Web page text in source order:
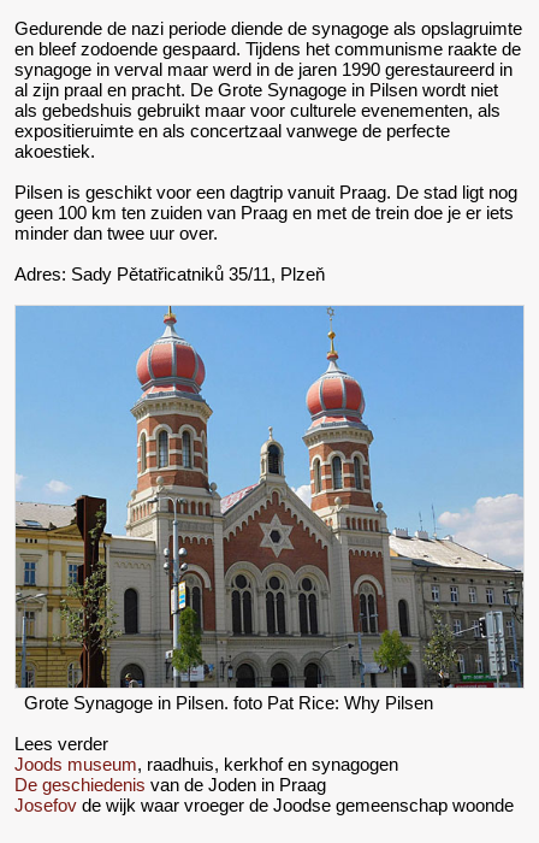
Gedurende de nazi periode diende de synagoge als opslagruimte
en bleef zodoende gespaard. Tijdens het communisme raakte de
synagoge in verval maar werd in de jaren 1990 gerestaureerd in
al zijn praal en pracht. De Grote Synagoge in Pilsen wordt niet
als gebedshuis gebruikt maar voor culturele evenementen, als
expositieruimte en als concertzaal vanwege de perfecte
akoestiek.
Pilsen is geschikt voor een dagtrip vanuit Praag. De stad ligt nog
geen 100 km ten zuiden van Praag en met de trein doe je er iets
minder dan twee uur over.
Adres: Sady Pětatřicatniků 35/11, Plzeň
Grote Synagoge in Pilsen. foto Pat Rice: Why Pilsen
Lees verder
Joods museum, raadhuis, kerkhof en synagogen
De geschiedenis van de Joden in Praag
Josefov de wijk waar vroeger de Joodse gemeenschap woonde